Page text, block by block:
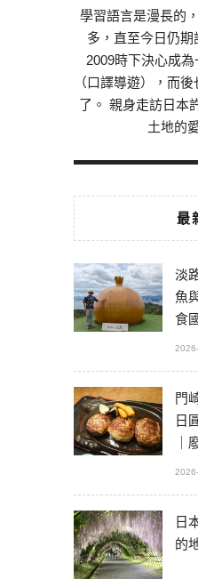
學習語言是漫長的
多，直至今日仍期
2009時下決心成
（口譯導遊），而
了。 親身走訪日本
土地的
最
淡
魚
食
門
日
｜
日
的